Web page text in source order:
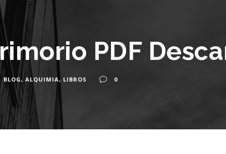
PDF
BLOG, ALQUIMIA, LIBROS 0